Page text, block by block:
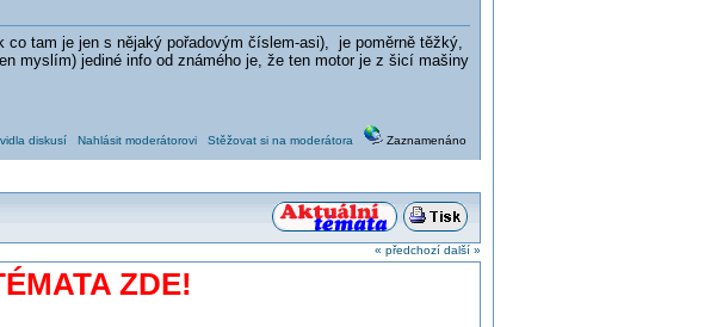
tam je jen s nějaký pořadovým číslem-asi), je poměrně těžký,
myslím) jediné info od známého je, že ten motor je z šicí mašiny
diskusí Nahlásit moderátorovi Stěžovat si na moderátora Zaznamenáno
« předchozí další »
ZDE!